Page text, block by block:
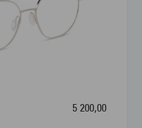
5 200,00